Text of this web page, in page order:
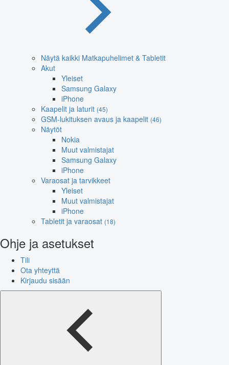
Näytä kaikki Matkapuhelimet & Tabletit
Akut
Yleiset
Samsung Galaxy
iPhone
Kaapelit ja laturit (45)
GSM-lukituksen avaus ja kaapelit (46)
Näytöt
Nokia
Muut valmistajat
Samsung Galaxy
iPhone
Varaosat ja tarvikkeet
Yleiset
Muut valmistajat
iPhone
Tabletit ja varaosat (18)
Ohje ja asetukset
Tili
Ota yhteyttä
Kirjaudu sisään